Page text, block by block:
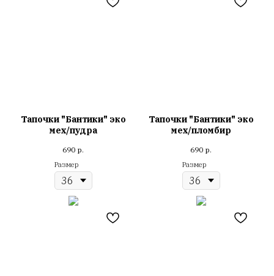
Тапочки "Бантики" эко
мех/пудра
690 р.
Размер
Тапочки "Бантики" эко
мех/пломбир
690 р.
Размер